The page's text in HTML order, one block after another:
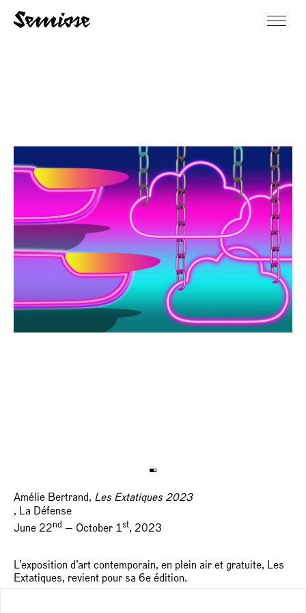
Amélie Bertrand, Les Extatiques 2023
, La Défense
June 22nd — October 1st, 2023
L’exposition d’art contemporain, en plein air et gratuite, Les
Extatiques, revient pour sa 6e édition.